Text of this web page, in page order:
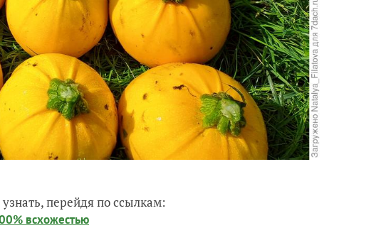
перейдя по ссылкам:
всхожестью